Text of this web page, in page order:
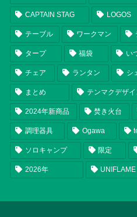
CAPTAIN STAG LOGOS
テーブル ワークマン
タープ 福袋 い
チェア ランタン シ
まとめ テンマクデザイ
2024年新商品 焚き火台
調理器具 Ogawa
ソロキャンプ 限定
2026年 UNIFLAME